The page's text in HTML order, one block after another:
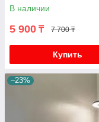
В наличии
5 900 ₸ 7 700 ₸
Купить
–23%